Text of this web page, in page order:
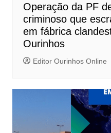
Operação da PF
criminoso que
em fábrica
Ourinhos
Editor Ourinhos Online